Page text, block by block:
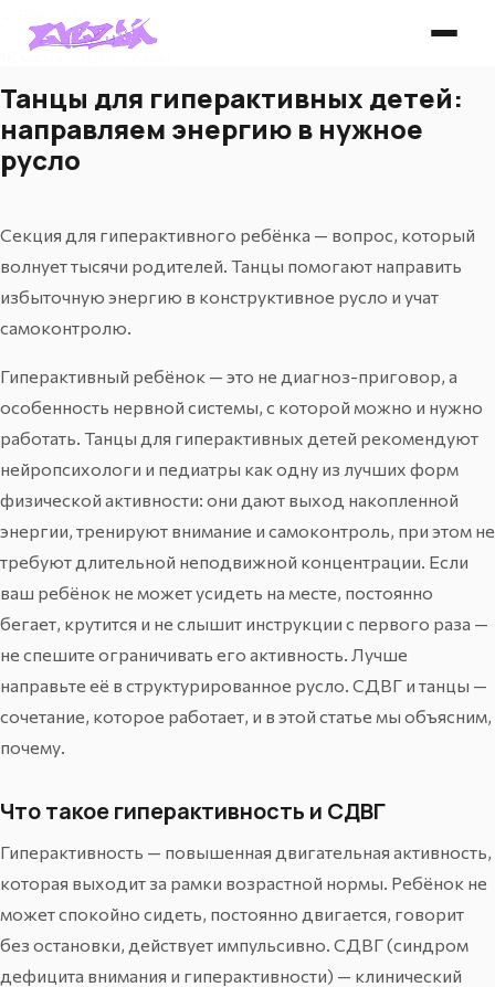
18 марта 2026 г. · 7 мин
Танцы для гиперактивных детей:
направляем энергию в нужное
русло
Секция для гиперактивного ребёнка — вопрос, который
волнует тысячи родителей. Танцы помогают направить
избыточную энергию в конструктивное русло и учат
самоконтролю.
Гиперактивный ребёнок — это не диагноз-приговор, а
особенность нервной системы, с которой можно и нужно
работать. Танцы для гиперактивных детей рекомендуют
нейропсихологи и педиатры как одну из лучших форм
физической активности: они дают выход накопленной
энергии, тренируют внимание и самоконтроль, при этом не
требуют длительной неподвижной концентрации. Если
ваш ребёнок не может усидеть на месте, постоянно
бегает, крутится и не слышит инструкции с первого раза —
не спешите ограничивать его активность. Лучше
направьте её в структурированное русло. СДВГ и танцы —
сочетание, которое работает, и в этой статье мы объясним,
почему.
Что такое гиперактивность и СДВГ
Гиперактивность — повышенная двигательная активность,
которая выходит за рамки возрастной нормы. Ребёнок не
может спокойно сидеть, постоянно двигается, говорит
без остановки, действует импульсивно. СДВГ (синдром
дефицита внимания и гиперактивности) — клинический